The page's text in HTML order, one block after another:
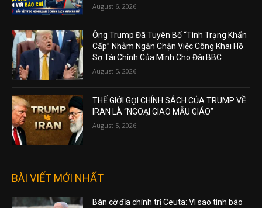
August 6, 2026
Ông Trump Đã Tuyên Bố “Tình Trạng Khẩn
Cấp” Nhằm Ngăn Chặn Việc Công Khai Hồ
Sơ Tài Chính Của Mình Cho Đài BBC
August 5, 2026
THẾ GIỚI GỌI CHÍNH SÁCH CỦA TRUMP VỀ
IRAN LÀ “NGOẠI GIAO MẪU GIÁO”
August 5, 2026
BÀI VIẾT MỚI NHẤT
Bàn cờ địa chính trị Ceuta: Vì sao tình báo